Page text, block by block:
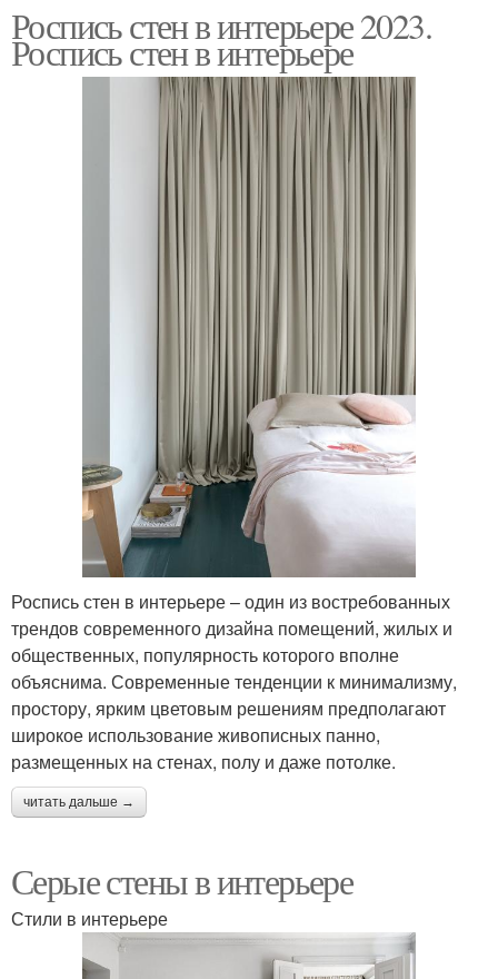
Роспись стен в интерьере 2023.
Роспись стен в интерьере
Роспись стен в интерьере – один из востребованных
трендов современного дизайна помещений, жилых и
общественных, популярность которого вполне
объяснима. Современные тенденции к минимализму,
простору, ярким цветовым решениям предполагают
широкое использование живописных панно,
размещенных на стенах, полу и даже потолке.
читать дальше →
Серые стены в интерьере
Стили в интерьере